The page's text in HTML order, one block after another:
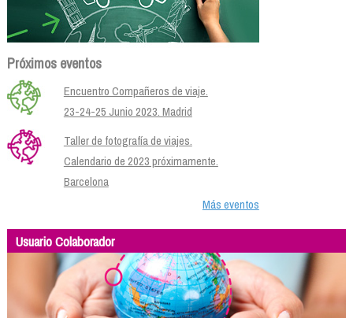
Próximos eventos
Encuentro Compañeros de viaje.
23-24-25 Junio 2023. Madrid
Taller de fotografía de viajes.
Calendario de 2023 próximamente.
Barcelona
Más eventos
Usuario Colaborador